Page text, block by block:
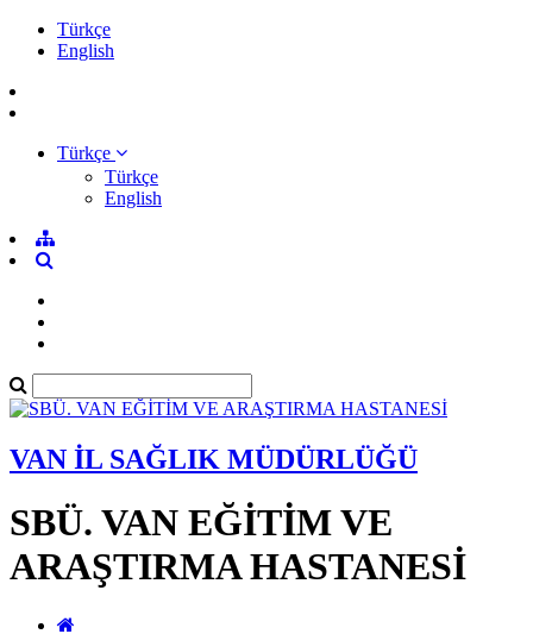
Türkçe
English
Türkçe
Türkçe
English
VAN İL SAĞLIK MÜDÜRLÜĞÜ
SBÜ. VAN EĞİTİM VE
ARAŞTIRMA HASTANESİ